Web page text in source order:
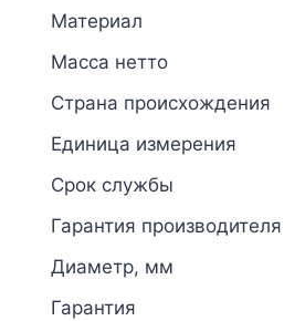
комбинированная
белая
Дн
50х1
НР
RTP
(РосТурПласт)
10649
Материал
Масса нетто
Страна происхождения
Единица измерения
Срок службы
Гарантия производителя
Диаметр, мм
Гарантия